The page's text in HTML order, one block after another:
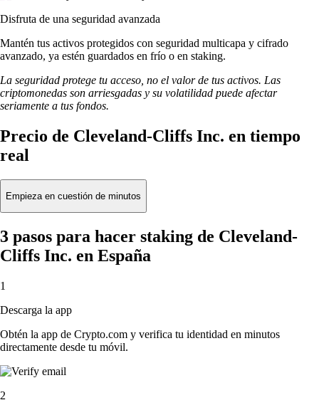
Disfruta de una seguridad avanzada
Mantén tus activos protegidos con seguridad multicapa y cifrado
avanzado, ya estén guardados en frío o en staking.
La seguridad protege tu acceso, no el valor de tus activos. Las
criptomonedas son arriesgadas y su volatilidad puede afectar
seriamente a tus fondos.
Precio de Cleveland-Cliffs Inc. en tiempo
real
Empieza en cuestión de minutos
3 pasos para hacer staking de Cleveland-
Cliffs Inc. en España
1
Descarga la app
Obtén la app de Crypto.com y verifica tu identidad en minutos
directamente desde tu móvil.
2